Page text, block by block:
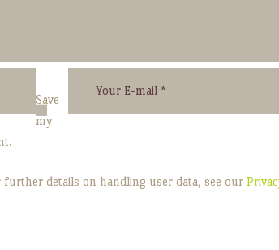
Save
my
further details on handling user data, see our